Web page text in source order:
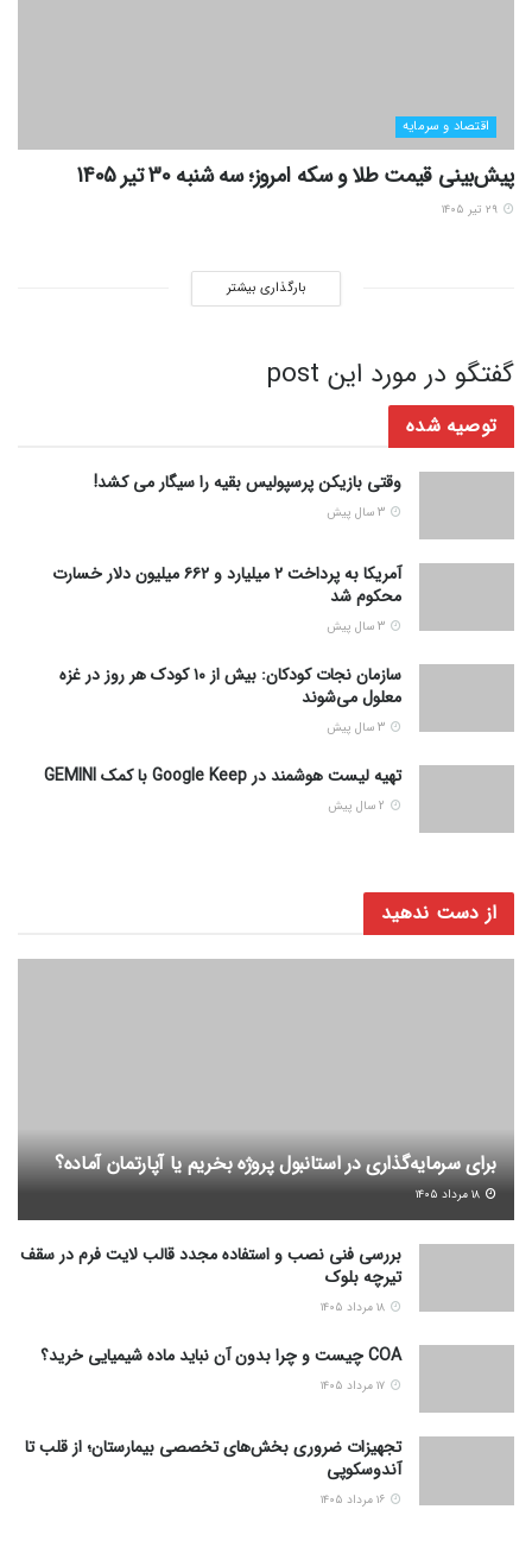
اقتصاد و سرمایه
پیش‌بینی قیمت طلا و سکه امروز؛ سه شنبه 30 تیر 1405
بارگذاری بیشتر
گفتگو در مورد این post
توصیه شده
وقتی بازیکن پرسپولیس بقیه را سیگار می کشد!
آمریکا به پرداخت ۲ میلیارد و ۶۶۲ میلیون دلار خسارت
محکوم شد
سازمان نجات کودکان: بیش از ۱۰ کودک هر روز در غزه
معلول می‌شوند
تهیه لیست هوشمند در Google Keep با کمک GEMINI
از دست ندهید
برای سرمایه‌گذاری در استانبول پروژه بخریم یا آپارتمان آماده؟
بررسی فنی نصب و استفاده مجدد قالب لایت فرم در سقف
تیرچه بلوک
COA چیست و چرا بدون آن نباید ماده شیمیایی خرید؟
تجهیزات ضروری بخش‌های تخصصی بیمارستان؛ از قلب تا
آندوسکوپی